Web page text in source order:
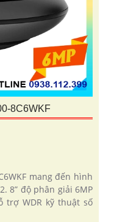
8C6WKF
mang đến hình
8” độ phân giải 6MP
trợ WDR kỹ thuật số